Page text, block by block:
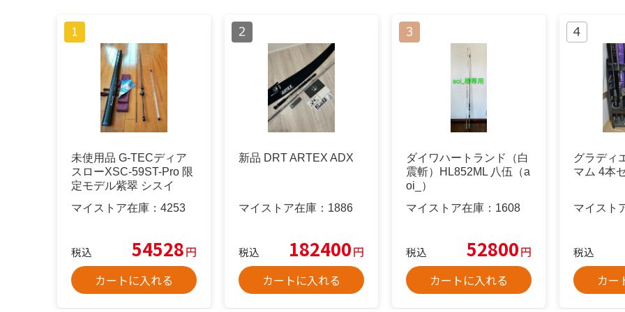
未使用品 G-TECディア
スローXSC-59ST-Pro 限
定モデル紫翠 シスイ
マイストア在庫： 4253
税込 54528円
カートに入れる
新品 DRT ARTEX ADX
マイストア在庫： 1886
税込 182400円
カートに入れる
ダイワハートランド（白
震斬）HL852ML 八伍（a
oi_）
マイストア在庫： 1608
税込 52800円
カートに入れる
グラディ
マム 4本
マイスト
税込
カー